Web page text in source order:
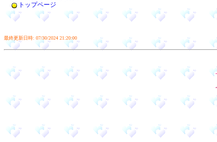
トップページ
最終更新日時: 07/30/2024 21:20:00